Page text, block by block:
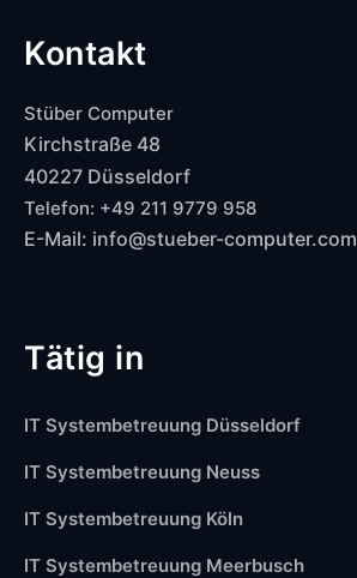
Kontakt
Stüber Computer
Kirchstraße 48
40227 Düsseldorf
Telefon: +49 211 9779 958
E-Mail: info@stueber-computer.com
Tätig in
IT Systembetreuung Düsseldorf
IT Systembetreuung Neuss
IT Systembetreuung Köln
IT Systembetreuung Meerbusch